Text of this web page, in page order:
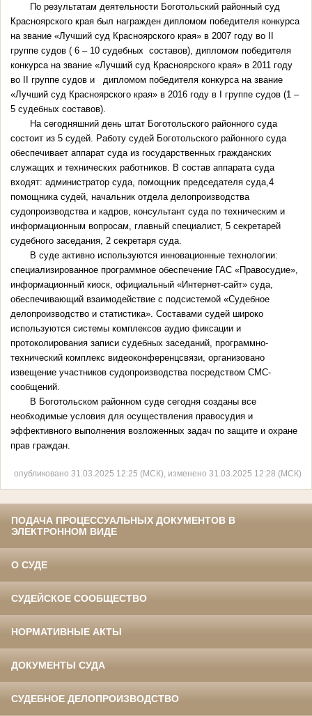
По результатам деятельности Боготольский районный суд
Красноярского края был награжден дипломом победителя конкурса
на звание «Лучший суд Красноярского края» в 2007 году во II
группе судов ( 6 – 10 судебных составов), дипломом победителя
конкурса на звание «Лучший суд Красноярского края» в 2011 году
во II группе судов и дипломом победителя конкурса на звание
«Лучший суд Красноярского края» в 2016 году в I группе судов (1 –
5 судебных составов).
На сегодняшний день штат Боготольского районного суда
состоит из 5 судей. Работу судей Боготольского районного суда
обеспечивает аппарат суда из государственных гражданских
служащих и технических работников. В состав аппарата суда
входят: администратор суда, помощник председателя суда,4
помощника судей, начальник отдела делопроизводства
судопроизводства и кадров, консультант суда по техническим и
информационным вопросам, главный специалист, 5 секретарей
судебного заседания, 2 секретаря суда.
В суде активно используются инновационные технологии:
специализированное программное обеспечение ГАС «Правосудие»,
информационный киоск, официальный «Интернет-сайт» суда,
обеспечивающий взаимодействие с подсистемой «Судебное
делопроизводство и статистика». Составами судей широко
используются системы комплексов аудио фиксации и
протоколирования записи судебных заседаний, программно-
технический комплекс видеоконференцсвязи, организовано
извещение участников судопроизводства посредством СМС-
сообщений.
В Боготольском районном суде сегодня созданы все
необходимые условия для осуществления правосудия и
эффективного выполнения возложенных задач по защите и охране
прав граждан.
опубликовано 31.03.2025 12:25 (МСК), изменено 31.03.2025 12:28 (МСК)
ПОДАЧА ПРОЦЕССУАЛЬНЫХ ДОКУМЕНТОВ В
ЭЛЕКТРОННОМ ВИДЕ
О СУДЕ
СУДЕЙСКОЕ СООБЩЕСТВО
НОРМАТИВНЫЕ АКТЫ
ДОКУМЕНТЫ СУДА
СУДЕБНОЕ ДЕЛОПРОИЗВОДСТВО